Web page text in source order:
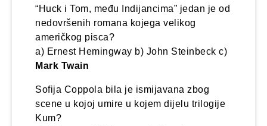
“Huck i Tom, među Indijancima” jedan je od
nedovršenih romana kojega velikog
američkog pisca?
a) Ernest Hemingway b) John Steinbeck c)
Mark Twain
Sofija Coppola bila je ismijavana zbog
scene u kojoj umire u kojem dijelu trilogije
Kum?